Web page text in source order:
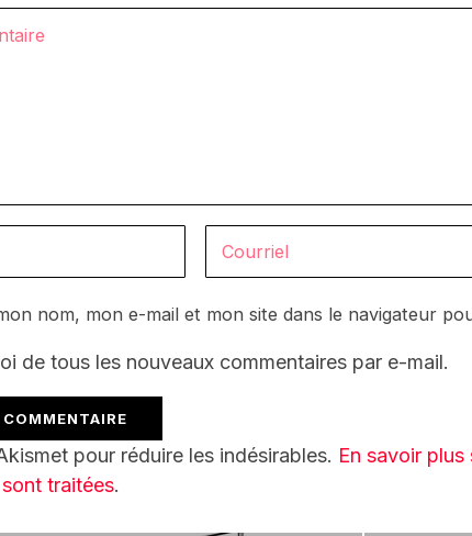
nom, mon e-mail et mon site dans le navigateur
de tous les nouveaux commentaires par e-mail.
pour réduire les indésirables. En savoir
traitées.